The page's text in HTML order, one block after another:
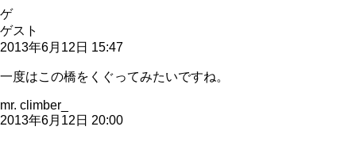
ゲ
ゲスト
2013年6月12日 15:47
一度はこの橋をくぐってみたいですね。
mr. climber_
2013年6月12日 20:00